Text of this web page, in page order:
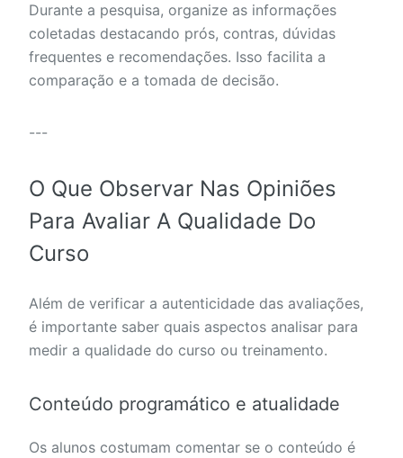
Durante a pesquisa, organize as informações
coletadas destacando prós, contras, dúvidas
frequentes e recomendações. Isso facilita a
comparação e a tomada de decisão.
---
O Que Observar Nas Opiniões
Para Avaliar A Qualidade Do
Curso
Além de verificar a autenticidade das avaliações,
é importante saber quais aspectos analisar para
medir a qualidade do curso ou treinamento.
Conteúdo programático e atualidade
Os alunos costumam comentar se o conteúdo é